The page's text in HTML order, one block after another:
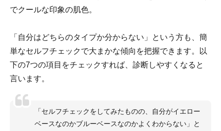
でクールな印象の肌色。
「自分はどちらのタイプか分からない」という方も、簡
単なセルフチェックで大まかな傾向を把握できます。以
下の7つの項目をチェックすれば、診断しやすくなると
言います。
「セルフチェックをしてみたものの、自分がイエロー
ベースなのかブルーベースなのかよくわからない」と